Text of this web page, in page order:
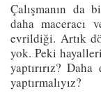
Çalışmanın da
daha maceracı
evrildiği. Artık
yok. Peki
yaptırırız?
yaptırmalıyız?